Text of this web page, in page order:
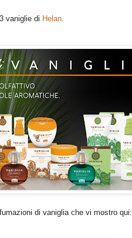
vaniglie di Helan.
di vaniglia che vi mostro qui: